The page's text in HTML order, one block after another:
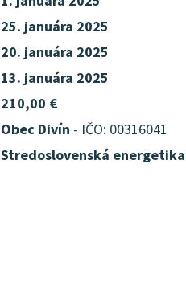
25. januára 2025
20. januára 2025
13. januára 2025
210,00 €
Obec Divín - IČO: 00316041
Stredoslovenská